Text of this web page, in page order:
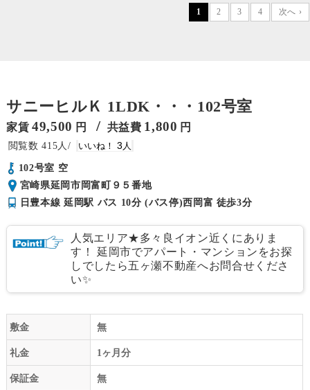
1 2 3 4 次へ ›
サニーヒルＫ 1LDK・・・102号室
家賃 49,500 円 / 共益費 1,800 円
415
3
102号室 空
宮崎県延岡市岡富町９５番地
日豊本線 延岡駅 バス 10分 (バス停)西岡富 徒歩3分
人気エリア★多々良イオン近くにありま
す！ 延岡市でアパート・マンションをお探
しでしたら五ヶ瀬不動産へお問合せくださ
い✨
敷金 無
礼金 1ヶ月分
保証金 無